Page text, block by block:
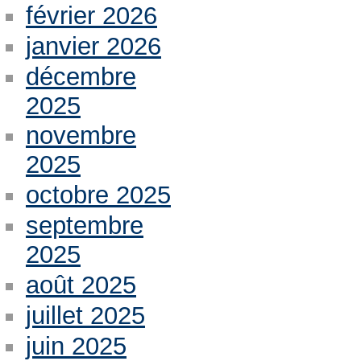
février 2026
janvier 2026
décembre
2025
novembre
2025
octobre 2025
septembre
2025
août 2025
juillet 2025
juin 2025